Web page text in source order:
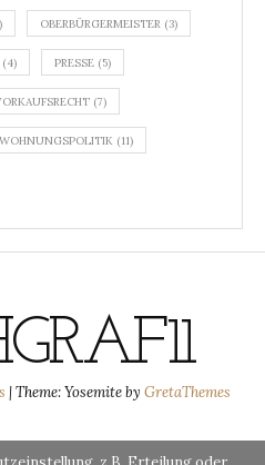
OBERBÜRGERMEISTER (3)
(4) PRESSE (5)
(7)
WOHNUNGSPOLITIK (11)
|Theme: Yosemite by GretaThemes